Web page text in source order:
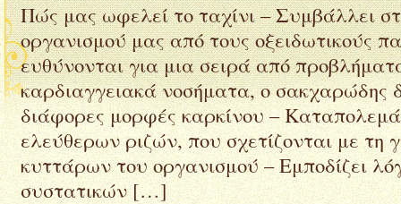
Πώς μας ωφελεί το ταχίνι – Συμβάλλει
οργανισμού μας από τους οξειδωτικούς
ευθύνονται για μια σειρά από
καρδιαγγειακά νοσήματα, ο σακχαρώδης
διάφορες μορφές καρκίνου –
ελεύθερων ριζών, που σχετίζονται με τη
κυττάρων του οργανισμού – Εμποδίζει
συστατικών […]